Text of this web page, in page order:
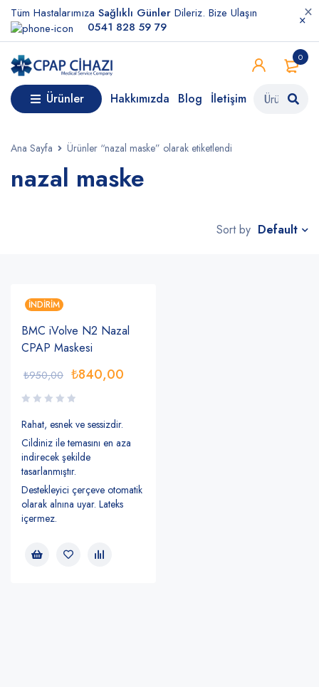
Tüm Hastalarımıza Sağlıklı Günler Dileriz. Bize Ulaşın
0541 828 59 79
0
Ürünler Hakkımızda Blog İletişim
Ana Sayfa Ürünler “nazal maske” olarak etiketlendi
nazal maske
Sort by Default
İNDIRIM
BMC iVolve N2 Nazal
CPAP Maskesi
₺950,00 ₺840,00
Rahat, esnek ve sessizdir.
Cildiniz ile temasını en aza
indirecek şekilde
tasarlanmıştır.
Destekleyici çerçeve otomatik
olarak alnına uyar. Lateks
içermez.